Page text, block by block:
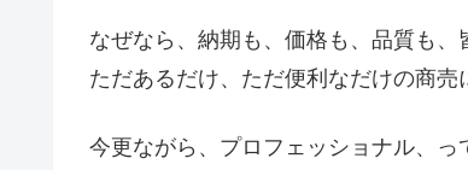
なぜなら、納期も、価格も、品質も、
ただあるだけ、ただ便利なだけの商売
今更ながら、プロフェッショナル、っ